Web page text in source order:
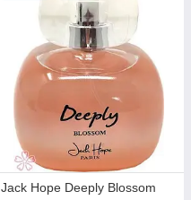
Jack Hope Deeply Blossom